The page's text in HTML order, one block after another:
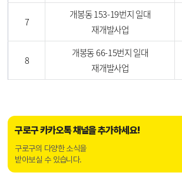
7
개봉동 153-19번지 일대
재개발사업
8
개봉동 66-15번지 일대
재개발사업
구로구 카카오톡 채널을 추가하세요!
구로구의 다양한 소식을
받아보실 수 있습니다.